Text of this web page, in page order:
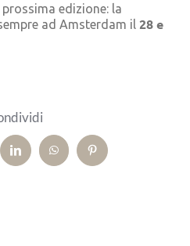
edizione: la
ad Amsterdam il 28 e
LinkedInWhatsAppPinterest